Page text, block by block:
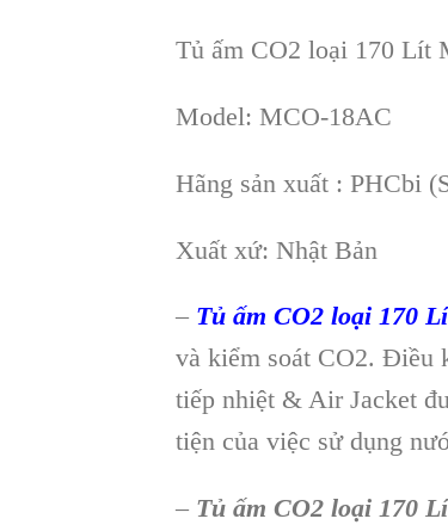
Tủ ấm CO2 loại 170 Lít
Model: MCO-18AC
Hãng sản xuất : PHCbi
Xuất xứ: Nhật Bản
– Tủ ấm CO2 loại 170
và kiểm soát CO2. Điều
tiếp nhiệt & Air Jacket
tiện của việc sử dụng
– Tủ ấm CO2 loại 170